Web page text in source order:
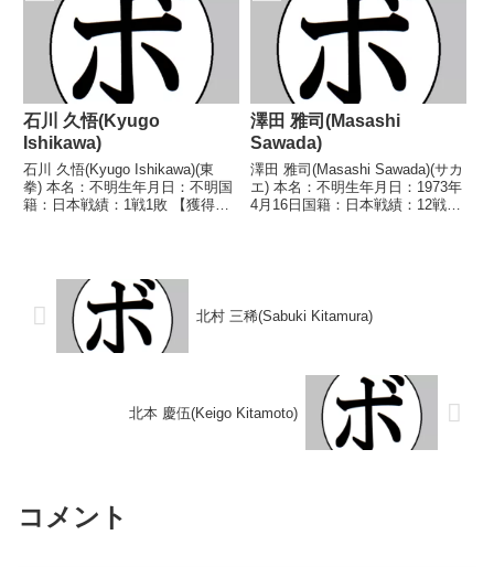
○3RKO 藤盛 誠一(帝
拳)1967/09/14...
石川 久悟(Kyugo
Ishikawa)
石川 久悟(Kyugo Ishikawa)(東
拳) 本名：不明生年月日：不明国
籍：日本戦績：1戦1敗 【獲得タ
報】・のちにOBF東洋(OPBF...
澤田 雅司(Masashi
Sawada)
澤田 雅司(Masashi Sawada)(サカ
エ) 本名：不明生年月日：1973年
4月16日国籍：日本戦績：12戦3
北村 三稀(Sabuki Kitamura)
北本 慶伍(Keigo Kitamoto)
コメント